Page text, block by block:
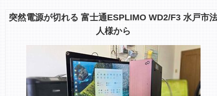
整備済み中古PC販売中 富士通FH70/D1 1TB
SSD/Corei7/8GB/23.8インチ/Office
突然電源が切れる 富士通ESPLIMO WD2/F3 水戸市
人様から